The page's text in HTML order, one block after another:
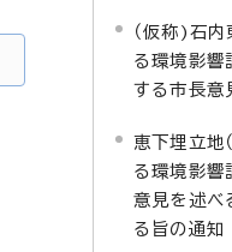
（仮称)石
る環境影響
する市長意
恵下埋立地
る環境影響
意見を述べ
る旨の通知